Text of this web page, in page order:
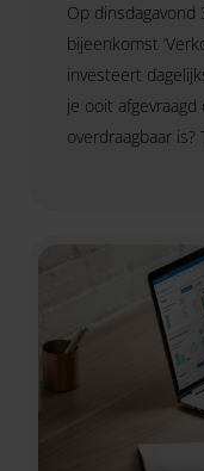
Op
bijeenkomst
investeert
je ooit
overdraagbaar
bijeenkomst
waardevoller te
jouw